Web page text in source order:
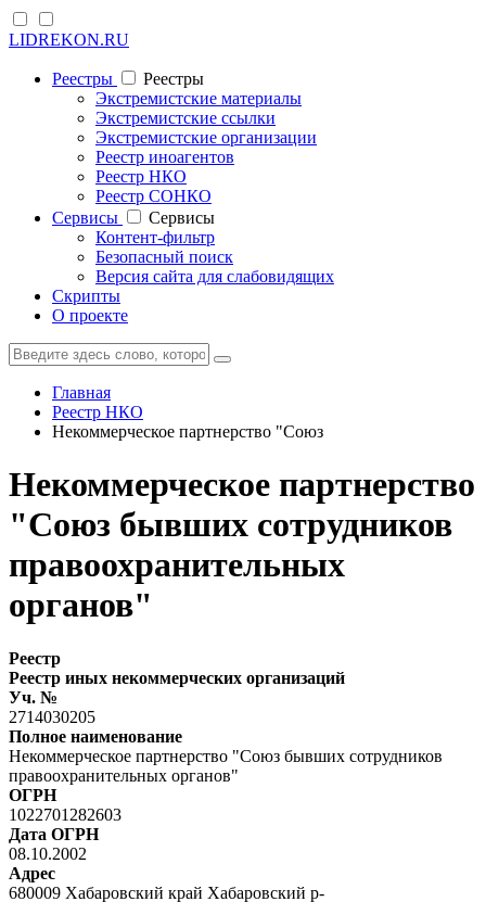
LIDREKON.RU
Реестры
Реестры
Экстремистские материалы
Экстремистские ссылки
Экстремистские организации
Реестр иноагентов
Реестр НКО
Реестр СОНКО
Cервисы
Cервисы
Контент-фильтр
Безопасный поиск
Версия сайта для слабовидящих
Скрипты
О проекте
Главная
Реестр НКО
Некоммерческое партнерство "Союз
Некоммерческое партнерство
"Союз бывших сотрудников
правоохранительных
органов"
Реестр
Реестр иных некоммерческих организаций
Уч. №
2714030205
Полное наименование
Некоммерческое партнерство "Союз бывших сотрудников
правоохранительных органов"
ОГРН
1022701282603
Дата ОГРН
08.10.2002
Адрес
680009 Хабаровский край Хабаровский р-